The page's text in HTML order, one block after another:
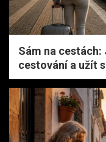
Sám na
cestování a užít